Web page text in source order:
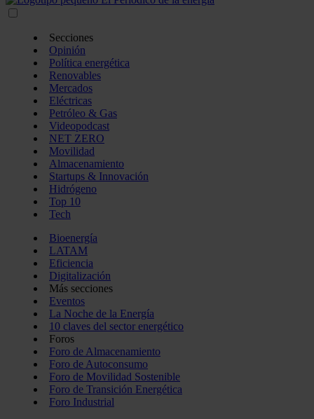
Secciones
Opinión
Política energética
Renovables
Mercados
Eléctricas
Petróleo & Gas
Videopodcast
NET ZERO
Movilidad
Almacenamiento
Startups & Innovación
Hidrógeno
Top 10
Tech
Bioenergía
LATAM
Eficiencia
Digitalización
Más secciones
Eventos
La Noche de la Energía
10 claves del sector energético
Foros
Foro de Almacenamiento
Foro de Autoconsumo
Foro de Movilidad Sostenible
Foro de Transición Energética
Foro Industrial